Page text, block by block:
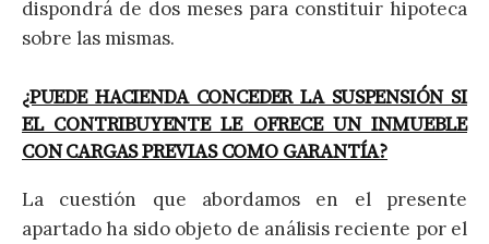
dispondrá de dos meses para constituir hipoteca
sobre las mismas.
¿PUEDE HACIENDA CONCEDER LA SUSPENSIÓN SI
EL CONTRIBUYENTE LE OFRECE UN INMUEBLE
CON CARGAS PREVIAS COMO GARANTÍA?
La cuestión que abordamos en el presente
apartado ha sido objeto de análisis reciente por el